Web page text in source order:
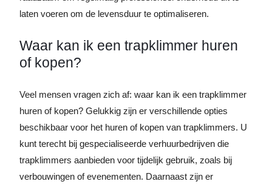
laten voeren om de levensduur te optimaliseren.
Waar kan ik een trapklimmer huren
of kopen?
Veel mensen vragen zich af: waar kan ik een trapklimmer
huren of kopen? Gelukkig zijn er verschillende opties
beschikbaar voor het huren of kopen van trapklimmers. U
kunt terecht bij gespecialiseerde verhuurbedrijven die
trapklimmers aanbieden voor tijdelijk gebruik, zoals bij
verbouwingen of evenementen. Daarnaast zijn er